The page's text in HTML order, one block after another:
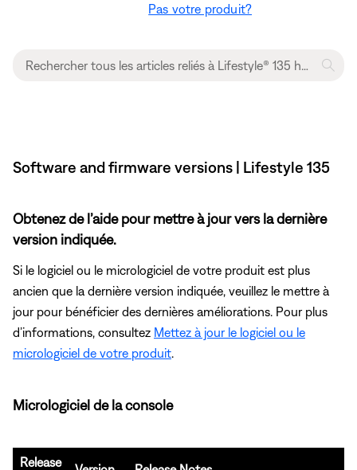
Pas votre produit?
Software and firmware versions | Lifestyle 135
Obtenez de l’aide pour mettre à jour vers la dernière
version indiquée.
Si le logiciel ou le micrologiciel de votre produit est plus
ancien que la dernière version indiquée, veuillez le mettre à
jour pour bénéficier des dernières améliorations. Pour plus
d’informations, consultez Mettez à jour le logiciel ou le
micrologiciel de votre produit
Micrologiciel de la console
Release